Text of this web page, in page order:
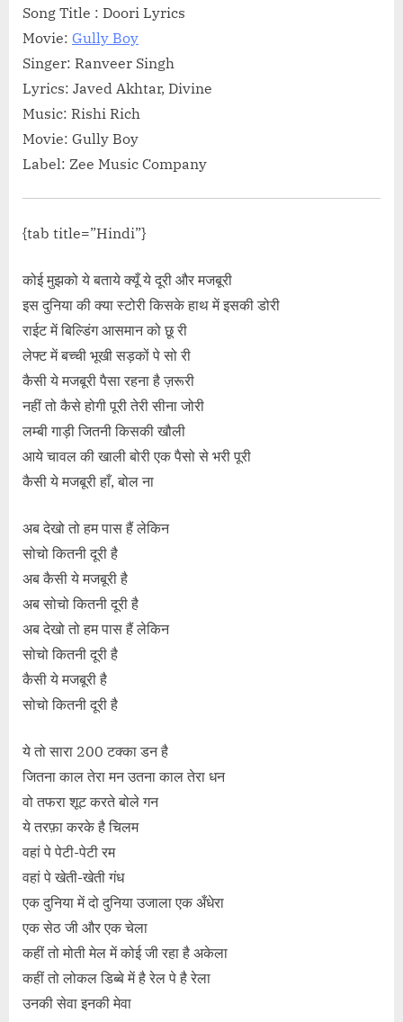
More<span class="screen-reader-text"> “ओ हो..-तेरी आँखों में
Teri Aankhon Mein Song Lyrics”</span> »</a></p>
Song Title : Doori Lyrics
Movie: Gully Boy
Singer: Ranveer Singh
Lyrics: Javed Akhtar, Divine
Music: Rishi Rich
Movie: Gully Boy
Label: Zee Music Company
{tab title=”Hindi”}
कोई मुझको ये बताये क्यूँ ये दूरी और मजबूरी
इस दुनिया की क्या स्टोरी किसके हाथ में इसकी डोरी
राईट में बिल्डिंग आसमान को छू री
लेफ्ट में बच्ची भूखी सड़कों पे सो री
कैसी ये मजबूरी पैसा रहना है ज़रूरी
नहीं तो कैसे होगी पूरी तेरी सीना जोरी
लम्बी गाड़ी जितनी किसकी खौली
आये चावल की खाली बोरी एक पैसो से भरी पूरी
कैसी ये मजबूरी हाँ, बोल ना
अब देखो तो हम पास हैं लेकिन
सोचो कितनी दूरी है
अब कैसी ये मजबूरी है
अब सोचो कितनी दूरी है
अब देखो तो हम पास हैं लेकिन
सोचो कितनी दूरी है
कैसी ये मजबूरी है
सोचो कितनी दूरी है
ये तो सारा 200 टक्का डन है
जितना काल तेरा मन उतना काल तेरा धन
वो तफरा शूट करते बोले गन
ये तरफ़ा करके है चिलम
वहां पे पेटी-पेटी रम
वहां पे खेती-खेती गंध
एक दुनिया में दो दुनिया उजाला एक अँधेरा
एक सेठ जी और एक चेला
कहीं तो मोती मेल में कोई जी रहा है अकेला
कहीं तो लोकल डिब्बे में है रेल पे है रेला
उनकी सेवा इनकी मेवा